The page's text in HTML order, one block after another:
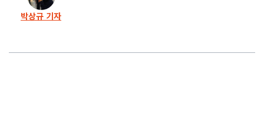
5화 살인범 숨겨준 친구의 안타까운 결말
4화 살인범의 놀라운 자백, 그래도 풀려났다
박상규 기자